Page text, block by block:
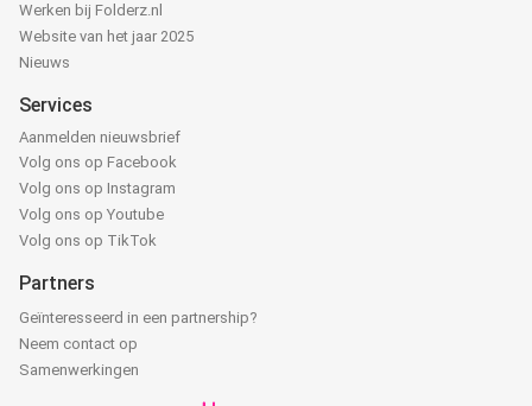
Werken bij Folderz.nl
Website van het jaar 2025
Nieuws
Services
Aanmelden nieuwsbrief
Volg ons op Facebook
Volg ons op Instagram
Volg ons op Youtube
Volg ons op TikTok
Partners
Geïnteresseerd in een partnership?
Neem contact op
Samenwerkingen